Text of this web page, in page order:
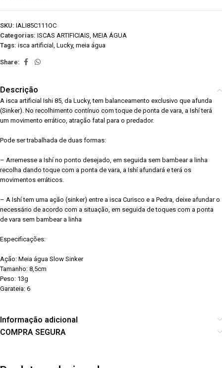
SKU: IALI85C111OC
Categorias: ISCAS ARTIFICIAIS, MEIA ÁGUA
Tags: isca artificial , Lucky, meia água
Share:
Descrição
A isca artificial Ishi 85, da Lucky, tem balanceamento exclusivo que afunda
(Sinker). No recolhimento contínuo com toque de ponta de vara, a Ishí terá
um movimento errático, atração fatal para o predador.
Pode ser trabalhada de duas formas:
– Arremesse a Ishí no ponto desejado, em seguida sem bambear a linha
recolha dando toque com a ponta de vara, a Ishí afundará e terá os
movimentos erráticos.
– A Ishí tem uma ação (sinker) entre a isca Curisco e a Pedra, deixe afundar o
necessário de acordo com a situação, em seguida de toques com a ponta
de vara sem bambear a linha
Especificações:
Ação: Meia água Slow Sinker
Tamanho: 8,5cm
Peso: 13g
Garateia: 6
Informação adicional
COMPRA SEGURA